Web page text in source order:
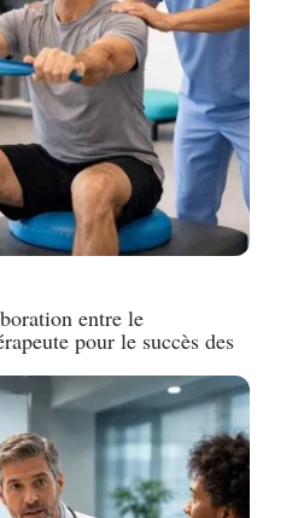
entre le
pour le succès des